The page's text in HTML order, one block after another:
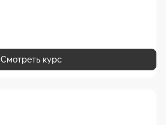
Смотреть курс